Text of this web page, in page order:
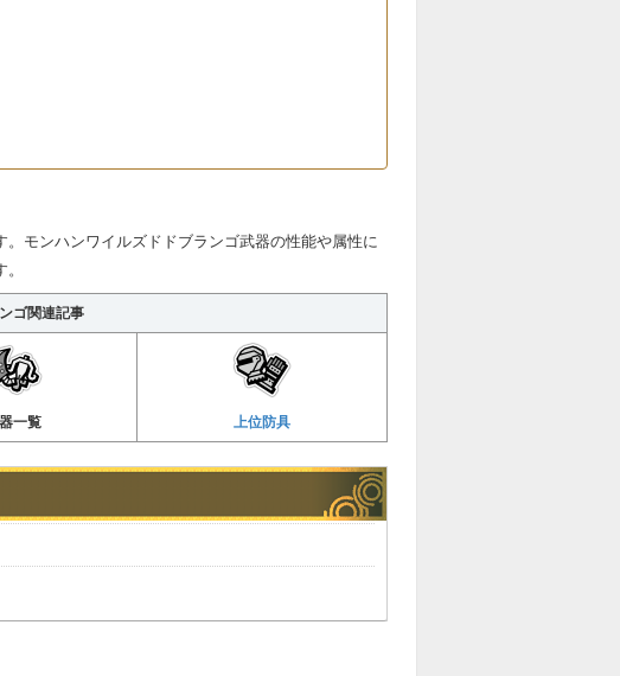
モンハンワイルズドドブランゴ武器の性能や属性に
ゴ関連記事
一覧 上位防具